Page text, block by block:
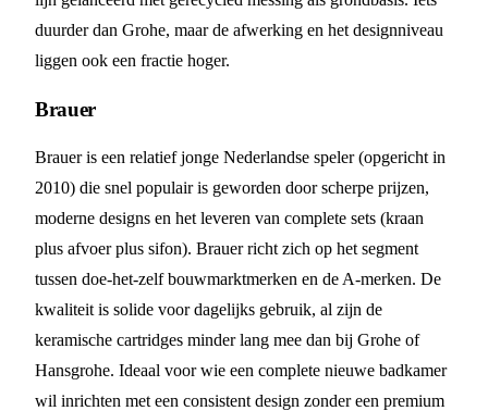
duurder dan Grohe, maar de afwerking en het designniveau
liggen ook een fractie hoger.
Brauer
Brauer is een relatief jonge Nederlandse speler (opgericht in
2010) die snel populair is geworden door scherpe prijzen,
moderne designs en het leveren van complete sets (kraan
plus afvoer plus sifon). Brauer richt zich op het segment
tussen doe-het-zelf bouwmarktmerken en de A-merken. De
kwaliteit is solide voor dagelijks gebruik, al zijn de
keramische cartridges minder lang mee dan bij Grohe of
Hansgrohe. Ideaal voor wie een complete nieuwe badkamer
wil inrichten met een consistent design zonder een premium